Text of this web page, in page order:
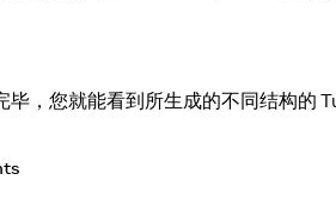
毕，您就能看到所生成的不同结构的